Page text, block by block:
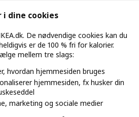
dit køb af service
i dine cookies
De nødvendige cookies kan du
er de 100 % fri for kalorier.
mellem tre slags:
hvordan hjemmesiden bruges
hjemmesiden, fx husker din
marketing og sociale medier